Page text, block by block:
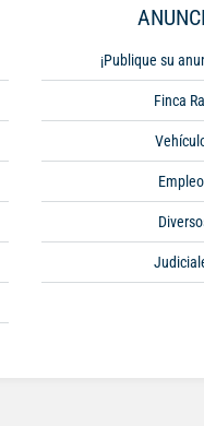
¡Publique su
Finca